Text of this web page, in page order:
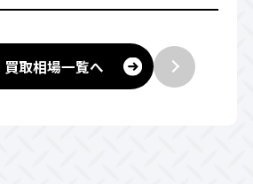
買取相場一覧へ